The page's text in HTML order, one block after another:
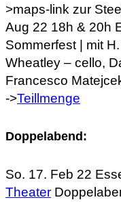
>maps-link zur
Aug 22 18h & 20h
Sommerfest | mit
Wheatley – cello,
Francesco
->Teillmenge
Doppelabend:
So. 17. Feb 22
Theater